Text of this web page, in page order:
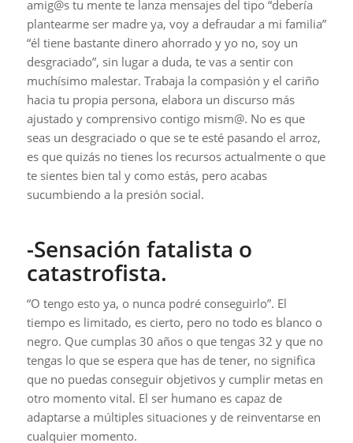
amig@s tu mente te lanza mensajes del tipo “debería
plantearme ser madre ya, voy a defraudar a mi familia”
“él tiene bastante dinero ahorrado y yo no, soy un
desgraciado”, sin lugar a duda, te vas a sentir con
muchísimo malestar. Trabaja la compasión y el cariño
hacia tu propia persona, elabora un discurso más
ajustado y comprensivo contigo mism@. No es que
seas un desgraciado o que se te esté pasando el arroz,
es que quizás no tienes los recursos actualmente o que
te sientes bien tal y como estás, pero acabas
sucumbiendo a la presión social.
-Sensación fatalista o
catastrofista.
“O tengo esto ya, o nunca podré conseguirlo”. El
tiempo es limitado, es cierto, pero no todo es blanco o
negro. Que cumplas 30 años o que tengas 32 y que no
tengas lo que se espera que has de tener, no significa
que no puedas conseguir objetivos y cumplir metas en
otro momento vital. El ser humano es capaz de
adaptarse a múltiples situaciones y de reinventarse en
cualquier momento.